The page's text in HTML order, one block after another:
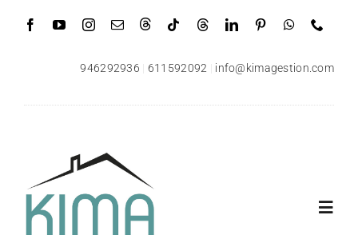
946292936 611592092 info@kimagestion.com